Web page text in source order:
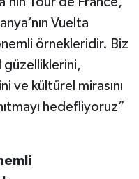
Vuelta
örnekleridir. Biz
güzelliklerini,
ve kültürel mirasını
hedefliyoruz”